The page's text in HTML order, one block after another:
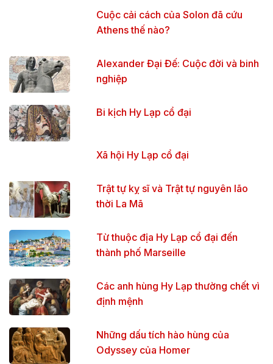
Cuộc cải cách của Solon đã cứu
Athens thế nào?
Alexander Đại Đế: Cuộc đời và binh
nghiệp
Bi kịch Hy Lạp cổ đại
Xã hội Hy Lạp cổ đại
Trật tự kỵ sĩ và Trật tự nguyên lão
thời La Mã
Từ thuộc địa Hy Lạp cổ đại đến
thành phố Marseille
Các anh hùng Hy Lạp thường chết vì
định mệnh
Những dấu tích hào hùng của
Odyssey của Homer